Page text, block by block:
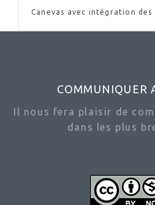
Canevas avec intégration des
COMMUNIQUER
Il nous fera plaisir de
dans les plus